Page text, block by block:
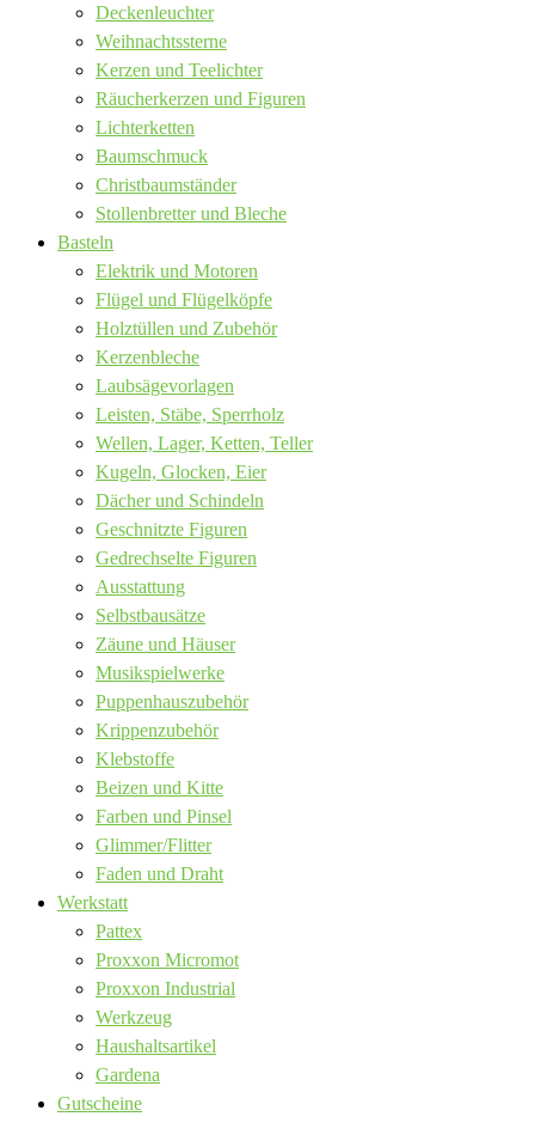
Deckenleuchter
Weihnachtssterne
Kerzen und Teelichter
Räucherkerzen und Figuren
Lichterketten
Baumschmuck
Christbaumständer
Stollenbretter und Bleche
Basteln
Elektrik und Motoren
Flügel und Flügelköpfe
Holztüllen und Zubehör
Kerzenbleche
Laubsägevorlagen
Leisten, Stäbe, Sperrholz
Wellen, Lager, Ketten, Teller
Kugeln, Glocken, Eier
Dächer und Schindeln
Geschnitzte Figuren
Gedrechselte Figuren
Ausstattung
Selbstbausätze
Zäune und Häuser
Musikspielwerke
Puppenhauszubehör
Krippenzubehör
Klebstoffe
Beizen und Kitte
Farben und Pinsel
Glimmer/Flitter
Faden und Draht
Werkstatt
Pattex
Proxxon Micromot
Proxxon Industrial
Werkzeug
Haushaltsartikel
Gardena
Gutscheine